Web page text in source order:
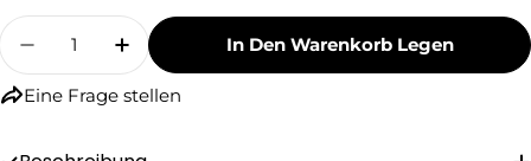
Menge
Menge Für My Green Toner Toner-Kit
Menge Für My Green Toner Toner-
In Den Warenkorb Legen
Eine Frage stellen